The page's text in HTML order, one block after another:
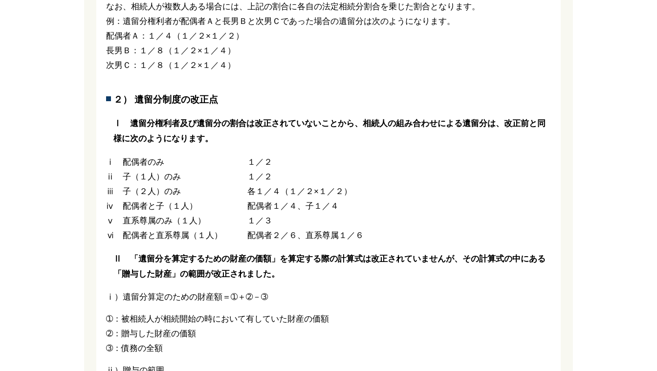
なお、相続人が複数人ある場合には、上記の割合に各自の法定相続分割合を乗じた割合となります。
例：遺留分権利者が配偶者Ａと長男Ｂと次男Ｃであった場合の遺留分は次のようになります。
配偶者Ａ：１／４（１／２×１／２）
長男Ｂ：１／８（１／２×１／４）
次男Ｃ：１／８（１／２×１／４）
２） 遺留分制度の改正点
Ⅰ 遺留分権利者及び遺留分の割合は改正されていないことから、相続人の組み合わせによる遺留分は、改正前と同
様に次のようになります。
ⅰ 配偶者のみ １／２
ⅱ 子（１人）のみ １／２
ⅲ 子（２人）のみ 各１／４（１／２×１／２）
ⅳ 配偶者と子（１人） 配偶者１／４、子１／４
ⅴ 直系尊属のみ（１人） １／３
ⅵ 配偶者と直系尊属（１人） 配偶者２／６、直系尊属１／６
Ⅱ 「遺留分を算定するための財産の価額」を算定する際の計算式は改正されていませんが、その計算式の中にある
「贈与した財産」の範囲が改正されました。
ⅰ）遺留分算定のための財産額＝➀＋➁－➂
➀：被相続人が相続開始の時において有していた財産の価額
➁：贈与した財産の価額
➂：債務の全額